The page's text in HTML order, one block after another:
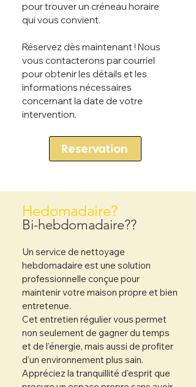
pour trouver un créneau horaire
qui vous convient.
Réservez dès maintenant ! Nous
vous contacterons par courriel
pour obtenir les détails et les
informations nécessaires
concernant la date de votre
intervention.
Reservation
Hedomadaire?
Bi-hebdomadaire??
Un service de nettoyage
hebdomadaire est une solution
professionnelle conçue pour
maintenir votre maison propre et bien
entretenue.
Cet entretien régulier vous permet
non seulement de gagner du temps
et de l'énergie, mais aussi de profiter
d'un environnement plus sain.
Appréciez la tranquillité d'esprit que